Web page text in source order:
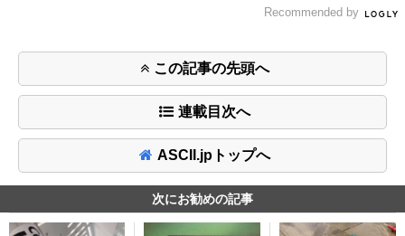
Recommended by
この記事の先頭へ
連載目次へ
ASCII.jpトップへ
次にお勧めの記事